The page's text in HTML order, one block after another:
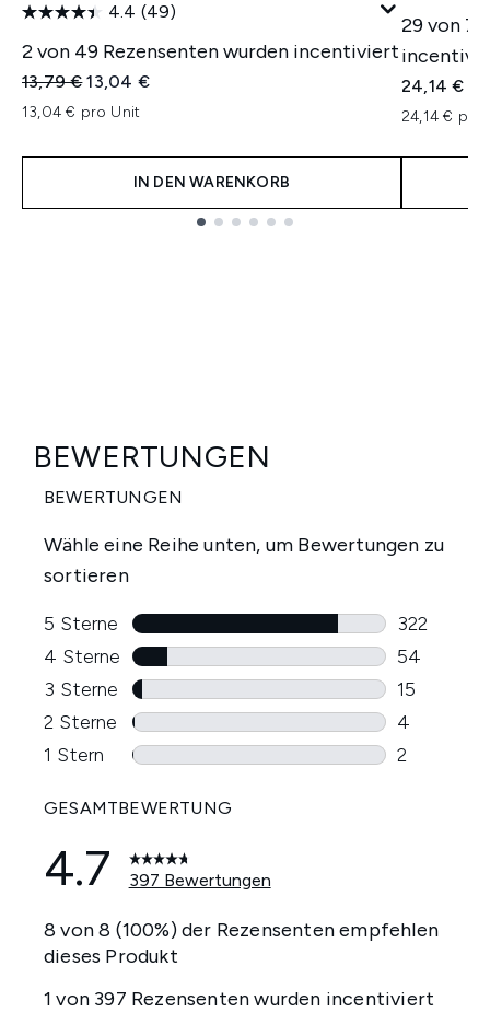
4.4 (49)
2 von 49 Rezensenten wurden incentiviert
Unverbindliche Preisempfehlung:
13,79 €Aktueller Preis:
13,04 €
13,04 € pro Unit
IN DEN WARENKORB
29 von
24,14 €
24,14 € pro